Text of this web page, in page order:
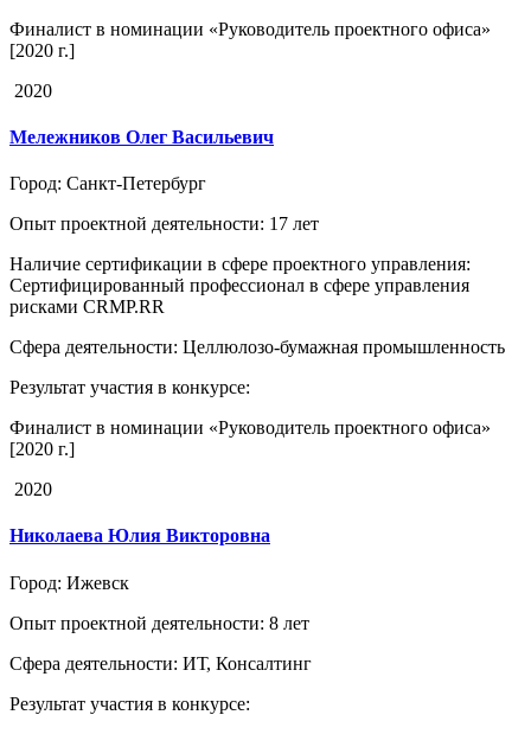
Финалист в номинации «Руководитель проектного офиса»
[2020 г.]
2020
Мележников Олег Васильевич
Город: Санкт-Петербург
Опыт проектной деятельности: 17 лет
Наличие сертификации в сфере проектного управления:
Сертифицированный профессионал в сфере управления
рисками CRMP.RR
Сфера деятельности: Целлюлозо-бумажная промышленность
Результат участия в конкурсе:
Финалист в номинации «Руководитель проектного офиса»
[2020 г.]
2020
Николаева Юлия Викторовна
Город: Ижевск
Опыт проектной деятельности: 8 лет
Сфера деятельности: ИТ, Консалтинг
Результат участия в конкурсе: